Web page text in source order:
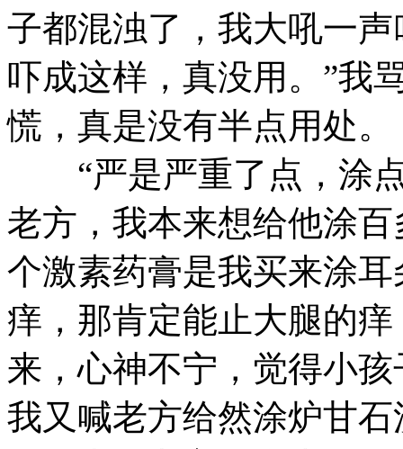
子都混浊了，我大吼一
吓成这样，真没用。”我
慌，真是没有半点用处。
“严是严重了点，涂点
老方，我本来想给他涂
个激素药膏是我买来涂
痒，那肯定能止大腿的
来，心神不宁，觉得小
我又喊老方给然涂炉甘